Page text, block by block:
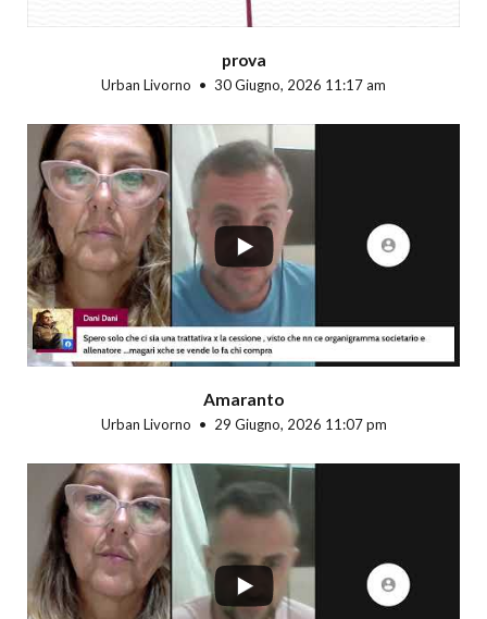
prova
Urban Livorno 30 Giugno, 2026 11:17 am
Amaranto
Urban Livorno 29 Giugno, 2026 11:07 pm